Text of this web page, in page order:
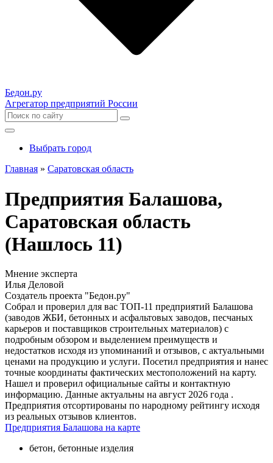
Бедон.ру
Агрегатор предприятий России
Выбрать город
Главная » Саратовская область
Предприятия Балашова,
Саратовская область
(Нашлось 11)
Мнение эксперта
Илья Деловой
Создатель проекта "Бедон.ру"
Собрал и проверил для вас ТОП-11 предприятий Балашова
(заводов ЖБИ, бетонных и асфальтовых заводов, песчаных
карьеров и поставщиков строительных материалов) с
подробным обзором и выделением преимуществ и
недостатков исходя из упоминаний и отзывов, с актуальными
ценами на продукцию и услуги. Посетил предприятия и нанес
точные координаты фактических местоположений на карту.
Нашел и проверил официальные сайты и контактную
информацию. Данные актуальны на август 2026 года .
Предприятия отсортированы по народному рейтингу исходя
из реальных отзывов клиентов.
Предприятия Балашова на карте
бетон, бетонные изделия